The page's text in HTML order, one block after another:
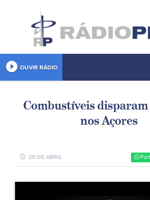
play_circle_filled OUVIR RÁDIO
Combustíveis
nos Açores
schedule 29 DE ABRIL